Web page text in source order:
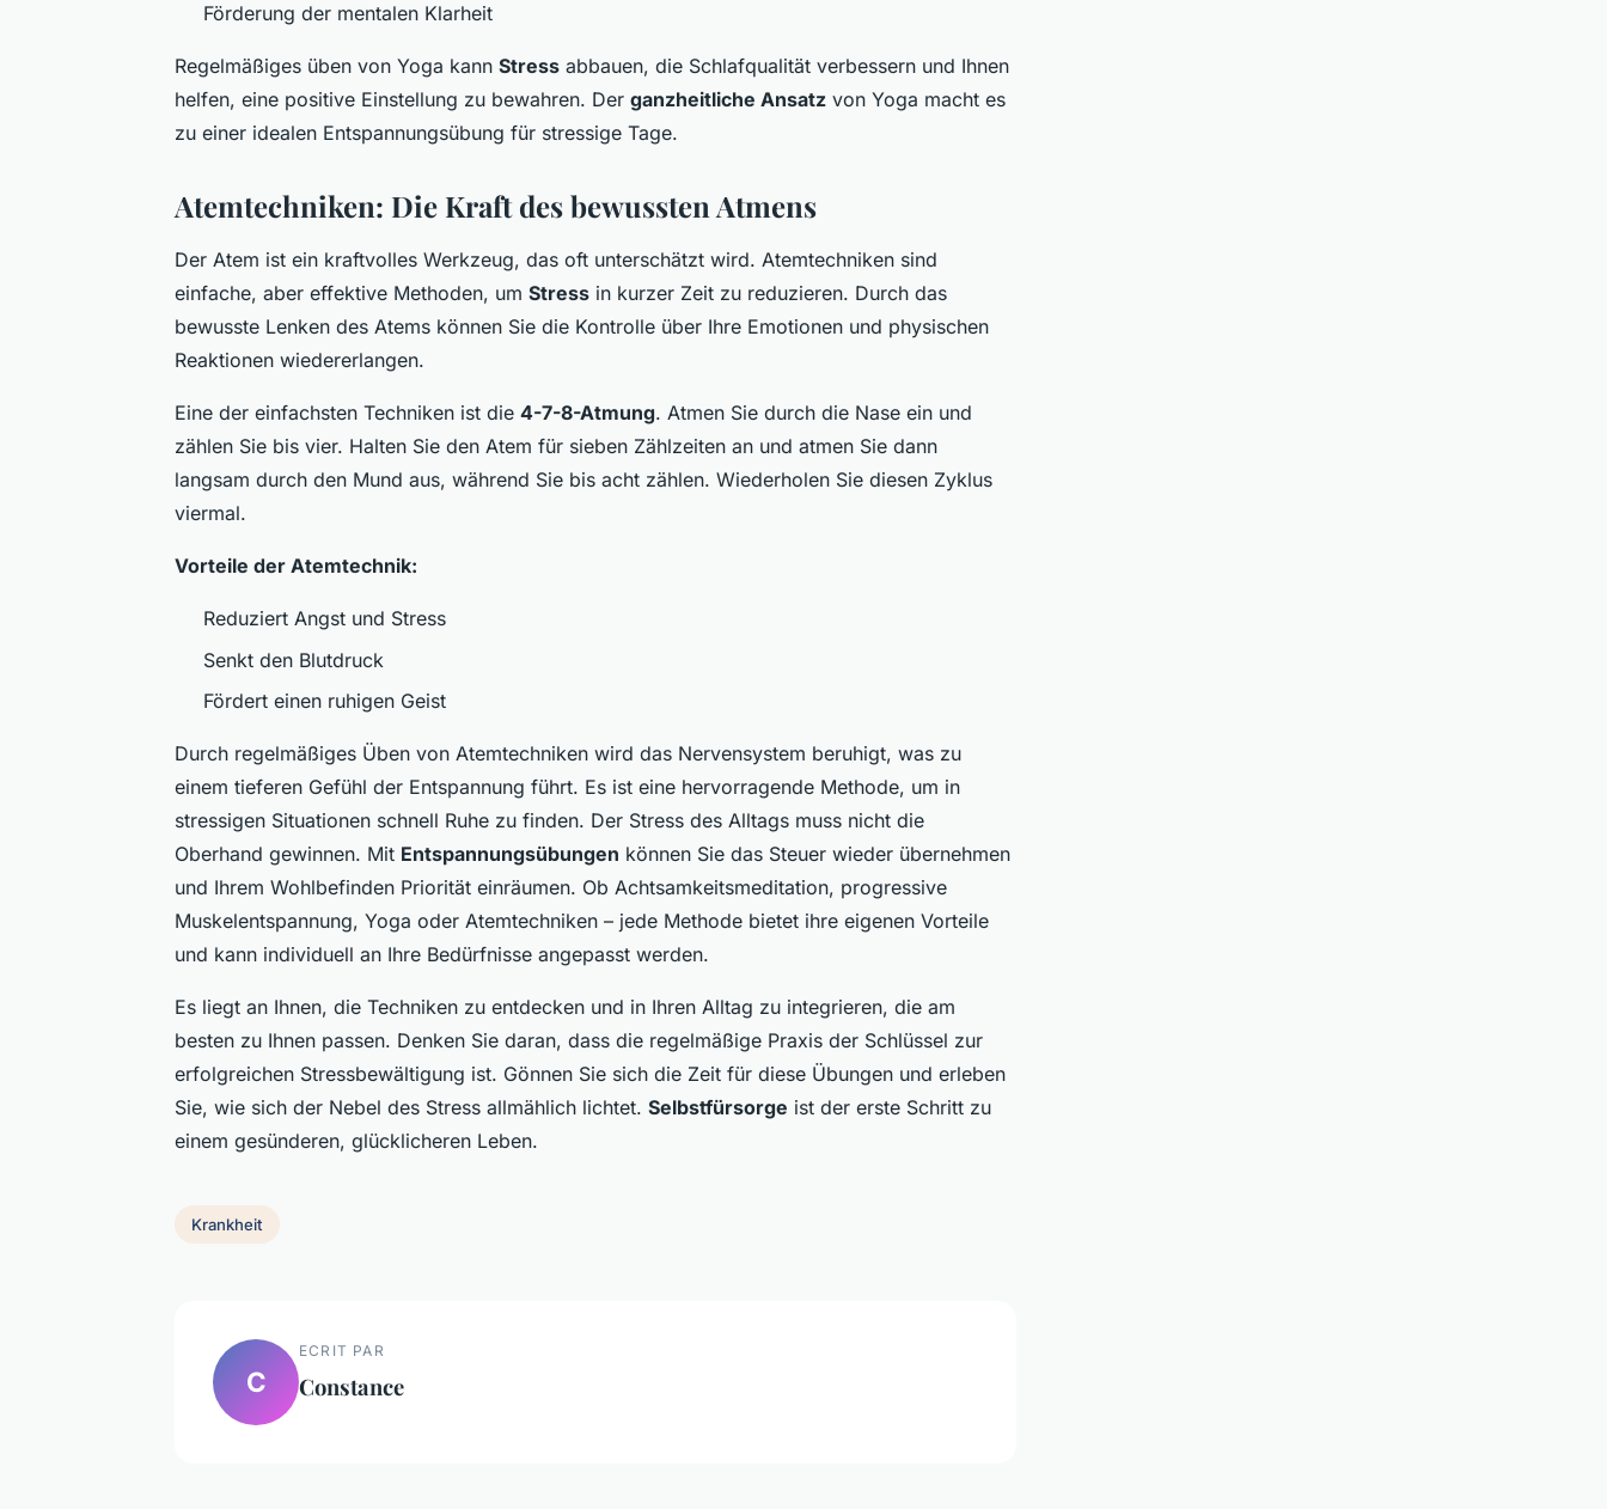
Förderung der mentalen Klarheit
Regelmäßiges üben von Yoga kann Stress abbauen, die Schlafqualität verbessern und Ihnen
helfen, eine positive Einstellung zu bewahren. Der ganzheitliche Ansatz von Yoga macht es
zu einer idealen Entspannungsübung für stressige Tage.
Atemtechniken: Die Kraft des bewussten Atmens
Der Atem ist ein kraftvolles Werkzeug, das oft unterschätzt wird. Atemtechniken sind
einfache, aber effektive Methoden, um Stress in kurzer Zeit zu reduzieren. Durch das
bewusste Lenken des Atems können Sie die Kontrolle über Ihre Emotionen und physischen
Reaktionen wiedererlangen.
Eine der einfachsten Techniken ist die 4-7-8-Atmung. Atmen Sie durch die Nase ein und
zählen Sie bis vier. Halten Sie den Atem für sieben Zählzeiten an und atmen Sie dann
langsam durch den Mund aus, während Sie bis acht zählen. Wiederholen Sie diesen Zyklus
viermal.
Vorteile der Atemtechnik:
Reduziert Angst und Stress
Senkt den Blutdruck
Fördert einen ruhigen Geist
Durch regelmäßiges Üben von Atemtechniken wird das Nervensystem beruhigt, was zu
einem tieferen Gefühl der Entspannung führt. Es ist eine hervorragende Methode, um in
stressigen Situationen schnell Ruhe zu finden. Der Stress des Alltags muss nicht die
Oberhand gewinnen. Mit Entspannungsübungen können Sie das Steuer wieder übernehmen
und Ihrem Wohlbefinden Priorität einräumen. Ob Achtsamkeitsmeditation, progressive
Muskelentspannung, Yoga oder Atemtechniken – jede Methode bietet ihre eigenen Vorteile
und kann individuell an Ihre Bedürfnisse angepasst werden.
Es liegt an Ihnen, die Techniken zu entdecken und in Ihren Alltag zu integrieren, die am
besten zu Ihnen passen. Denken Sie daran, dass die regelmäßige Praxis der Schlüssel zur
erfolgreichen Stressbewältigung ist. Gönnen Sie sich die Zeit für diese Übungen und erleben
Sie, wie sich der Nebel des Stress allmählich lichtet. Selbstfürsorge ist der erste Schritt zu
einem gesünderen, glücklicheren Leben.
Krankheit
C
ECRIT PAR
Constance